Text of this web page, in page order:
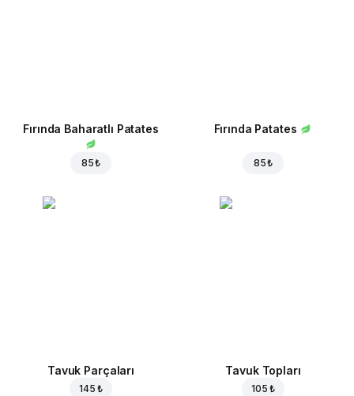
Fırında Baharatlı Patates
85 ₺
Fırında Patates
85 ₺
Tavuk Parçaları
145 ₺
Tavuk Topları
105 ₺